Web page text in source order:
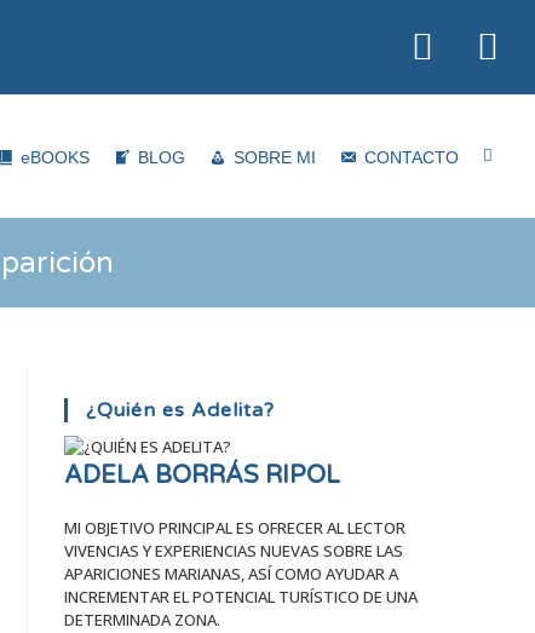
eBOOKS BLOG SOBRE MI CONTACTO
¿Quién es Adelita?
ADELA BORRÁS RIPOL
MI OBJETIVO PRINCIPAL ES OFRECER AL LECTOR
VIVENCIAS Y EXPERIENCIAS NUEVAS SOBRE LAS
APARICIONES MARIANAS, ASÍ COMO AYUDAR A
INCREMENTAR EL POTENCIAL TURÍSTICO DE UNA
DETERMINADA ZONA.